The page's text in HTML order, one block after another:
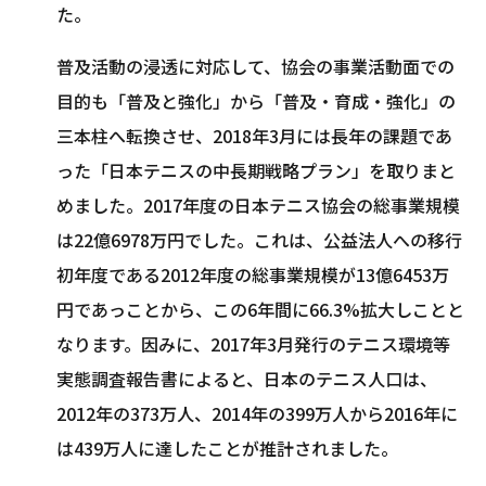
た。
普及活動の浸透に対応して、協会の事業活動面での
目的も「普及と強化」から「普及・育成・強化」の
三本柱へ転換させ、2018年3月には長年の課題であ
った「日本テニスの中長期戦略プラン」を取りまと
めました。2017年度の日本テニス協会の総事業規模
は22億6978万円でした。これは、公益法人への移行
初年度である2012年度の総事業規模が13億6453万
円であっことから、この6年間に66.3%拡大しことと
なります。因みに、2017年3月発行のテニス環境等
実態調査報告書によると、日本のテニス人口は、
2012年の373万人、2014年の399万人から2016年に
は439万人に達したことが推計されました。